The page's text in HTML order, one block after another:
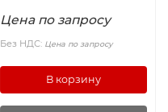
Цена по запросу
Без НДС: Цена по запросу
В корзину